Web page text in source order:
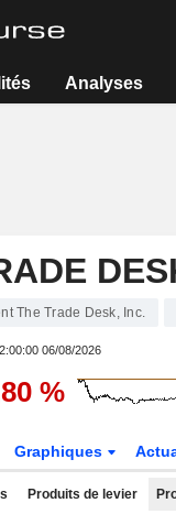
Analyses
The Trade Desk, Inc.
06/08/2026
%
Graphiques
Produits de levier